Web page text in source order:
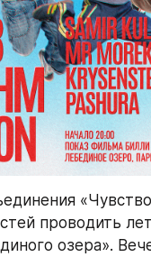
проводить
озера».